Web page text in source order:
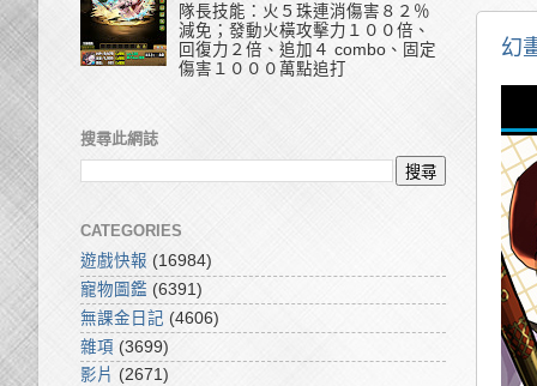
幻
隊長技能：火５珠連消傷害８２％
減免；發動火橫攻擊力１００倍、
回復力２倍、追加４ combo、固定
傷害１０００萬點追打
搜尋此網誌
CATEGORIES
遊戲快報 (16984)
寵物圖鑑 (6391)
無課金日記 (4606)
雜項 (3699)
影片 (2671)